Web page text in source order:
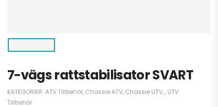
7-vägs rattstabilisator SVART
KATEGORIER: ATV Tillbehör, Chassie ATV, Chassie UTV,, UTV
Tillbehör